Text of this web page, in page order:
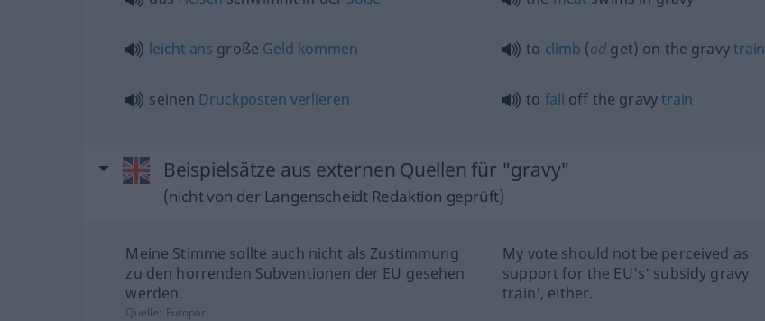
leicht ans große Geld kommen to climb (od get) on the gravytrain
seinen Druckposten verlieren to fall off the gravytrain
Beispielsätze aus externen Quellen für "gravy"
(nicht von der Langenscheidt Redaktion geprüft)
Meine Stimme sollte auch nicht als Zustimmung
zu den horrenden Subventionen der EU gesehen
werden.
My vote should not be perceived as
support for the EU's' subsidy gravy
train', either.
Quelle: Europarl